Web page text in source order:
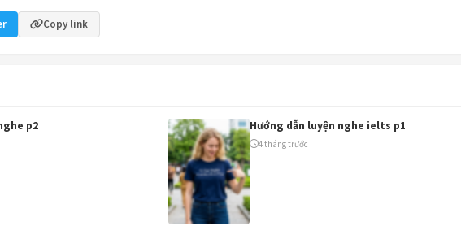
Copy link
p2 Hướng dẫn luyện nghe ielts p1
4 tháng trước
Để sau